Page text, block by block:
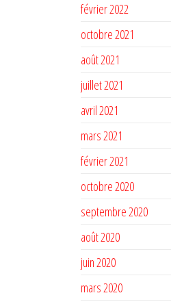
février 2022
octobre 2021
août 2021
juillet 2021
avril 2021
mars 2021
février 2021
octobre 2020
septembre 2020
août 2020
juin 2020
mars 2020